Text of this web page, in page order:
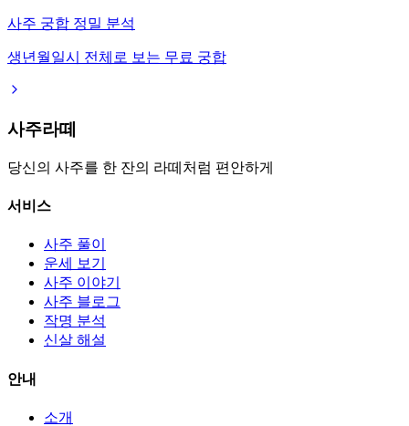
사주 궁합 정밀 분석
생년월일시 전체로 보는 무료 궁합
사주라떼
당신의 사주를 한 잔의 라떼처럼 편안하게
서비스
사주 풀이
운세 보기
사주 이야기
사주 블로그
작명 분석
신살 해설
안내
소개